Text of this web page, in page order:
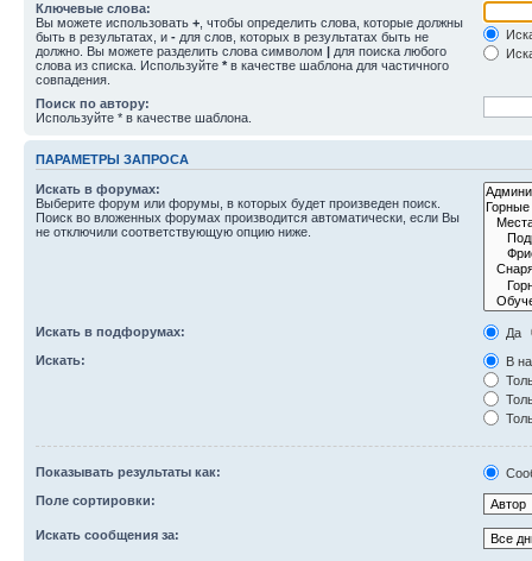
Ключевые слова:
Вы можете использовать + , чтобы определить слова, которые должны
быть в результатах, и - для слов, которых в результатах быть не
должно. Вы можете разделить слова символом | для поиска любого
слова из списка. Используйте * в качестве шаблона для частичного
совпадения.
Поиск по автору:
Используйте * в качестве шаблона.
ПАРАМЕТРЫ ЗАПРОСА
Искать в форумах:
Выберите форум или форумы, в которых будет произведен поиск.
Поиск во вложенных форумах производится автоматически, если Вы
не отключили соответствующую опцию ниже.
Искать в подфорумах:
Да
Искать:
В
Показывать результаты как:
Поле сортировки:
Искать сообщения за: